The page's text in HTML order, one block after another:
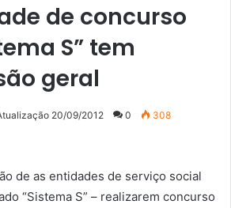
de concurso
S” tem
geral
20/09/2012 0 308
de as entidades de serviço social
“Sistema S” – realizarem concurso